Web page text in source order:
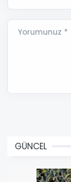
Yorumunuz *
GÜNCEL